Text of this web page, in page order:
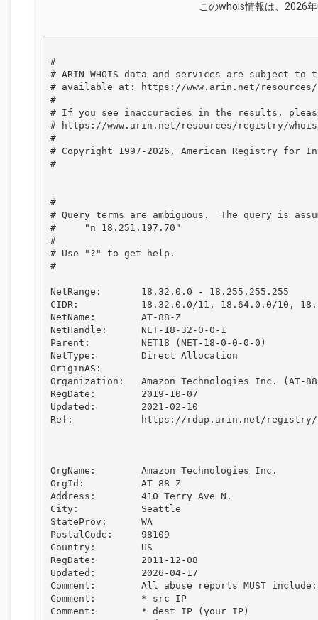
このwhois情報は、2026
#
# ARIN WHOIS data and services are subject to
# available at: https://www.arin.net/
#
# If you see inaccuracies in the results,
# https://www.arin.net/resources/registry/
#
# Copyright 1997-2026, American Registry for
#
#
# Query terms are ambiguous.  The query is
#     "n 18.251.197.70"
#
# Use "?" to get help.
#
NetRange:       18.32.0.0 - 18.255.255.255
CIDR:           18.32.0.0/11, 18.64.0.0/10,
NetName:        AT-88-Z
NetHandle:      NET-18-32-0-0-1
Parent:         NET18 (NET-18-0-0-0-0)
NetType:        Direct Allocation
OriginAS:
Organization:   Amazon Technologies Inc. (AT-
RegDate:        2019-10-07
Updated:        2021-02-10
Ref:            https://rdap.arin.net/registry/
OrgName:        Amazon Technologies Inc.
OrgId:          AT-88-Z
Address:        410 Terry Ave N.
City:           Seattle
StateProv:      WA
PostalCode:     98109
Country:        US
RegDate:        2011-12-08
Updated:        2026-04-17
Comment:        All abuse reports MUST include:
Comment:        * src IP
Comment:        * dest IP (your IP)